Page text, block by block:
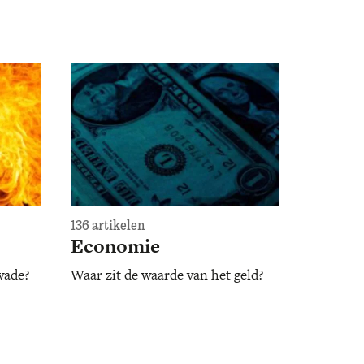
136 artikelen
Economie
Waar zit de waarde van het geld?